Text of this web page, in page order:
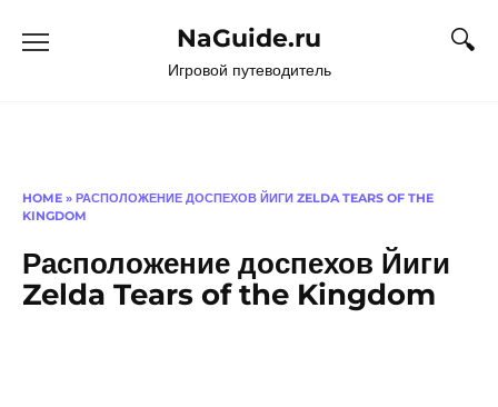
NaGuide.ru
Игровой путеводитель
HOME » РАСПОЛОЖЕНИЕ ДОСПЕХОВ ЙИГИ ZELDA TEARS OF THE
KINGDOM
Расположение доспехов Йиги
Zelda Tears of the Kingdom